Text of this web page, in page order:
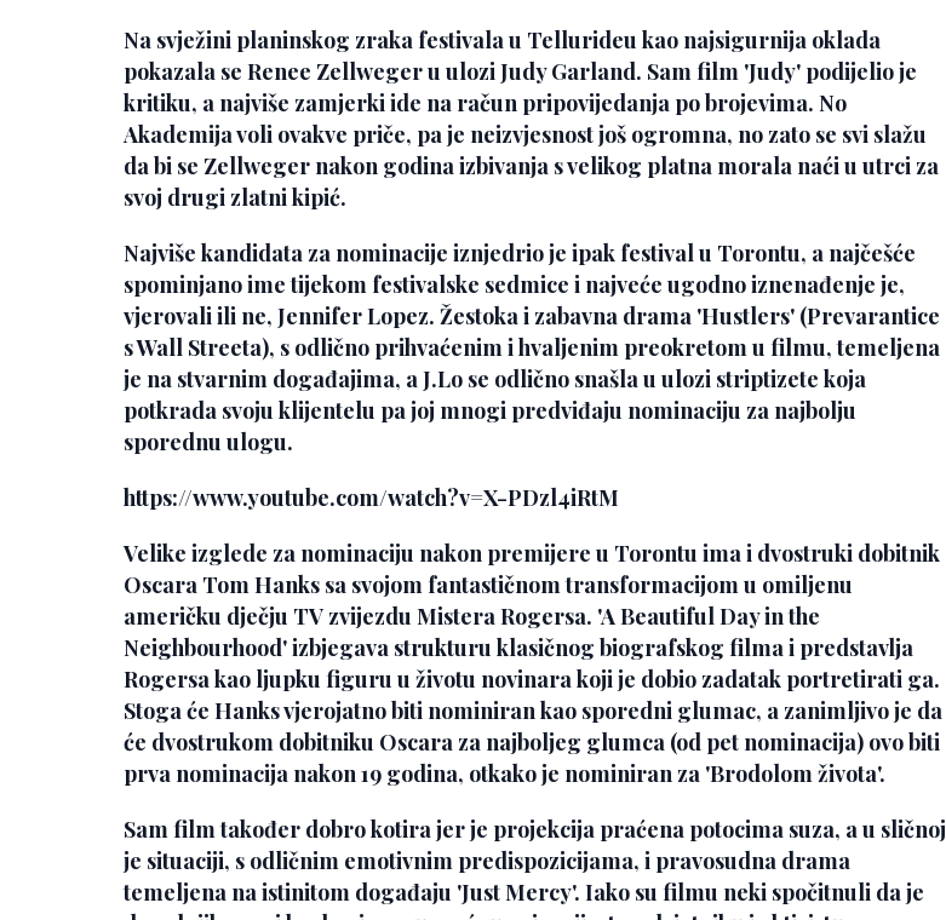
Na svježini planinskog zraka festivala u Tellurideu kao najsigurnija oklada
pokazala se Renee Zellwegeru ulozi Judy Garland. Sam film 'Judy' podijelio je
kritiku, a najviše zamjerki ide na račun pripovijedanja po brojevima. No
Akademija voli ovakve priče, pa je neizvjesnost još ogromna, no zato se svi slažu
da bi se Zellweger nakon godina izbivanja s velikog platna morala naći u utrci za
svoj drugi zlatni kipić.
Najviše kandidata za nominacije iznjedrio je ipak festival u Torontu, a najčešće
spominjano ime tijekom festivalske sedmice i najveće ugodno iznenađenje je,
vjerovali ili ne, Jennifer Lopez. Žestoka i zabavna drama 'Hustlers' (Prevarantice
s Wall Streeta), s odlično prihvaćenim i hvaljenim preokretom u filmu, temeljena
je na stvarnim događajima, a J.Lo se odlično snašla u ulozi striptizete koja
potkrada svoju klijentelu pa joj mnogi predviđaju nominaciju za najbolju
sporednu ulogu.
https://www.youtube.com/watch?v=X-PDzl4iRtM
Velike izglede za nominaciju nakon premijere u Torontu ima i dvostruki dobitnik
Oscara Tom Hanks sa svojom fantastičnom transformacijom u omiljenu
američku dječju TV zvijezdu Mistera Rogersa. 'A Beautiful Day in the
Neighbourhood'izbjegava strukturu klasičnog biografskog filma i predstavlja
Rogersa kao ljupku figuru u životu novinara koji je dobio zadatak portretirati ga.
Stoga će Hanks vjerojatno biti nominiran kao sporedni glumac, a zanimljivo je da
će dvostrukom dobitniku Oscara za najboljeg glumca (od pet nominacija) ovo biti
prva nominacija nakon 19 godina, otkako je nominiran za 'Brodolom života'.
Sam film također dobro kotira jer je projekcija praćena potocima suza, a u sličnoj
je situaciji, s odličnim emotivnim predispozicijama, i pravosudna drama
temeljena na istinitom događaju 'Just Mercy'. Iako su filmu neki spočitnuli da je